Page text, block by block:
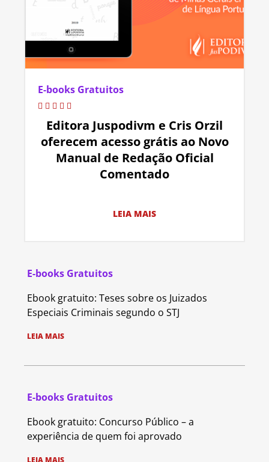
E-books Gratuitos
Editora Juspodivm e Cris Orzil
oferecem acesso grátis ao Novo
Manual de Redação Oficial
Comentado
LEIA MAIS
E-books Gratuitos
Ebook gratuito: Teses sobre os Juizados
Especiais Criminais segundo o STJ
LEIA MAIS
E-books Gratuitos
Ebook gratuito: Concurso Público – a
experiência de quem foi aprovado
LEIA MAIS